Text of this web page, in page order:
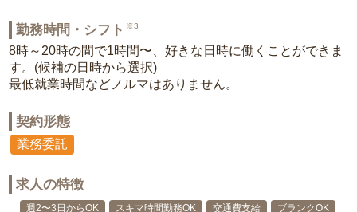
勤務時間・シフト ※3
8時～20時の間で1時間〜、好きな日時に働くことができま
す。(候補の日時から選択)
最低就業時間などノルマはありません。
契約形態
業務委託
求人の特徴
週2〜3日からOK スキマ時間勤務OK 交通費支給
ブランクOK